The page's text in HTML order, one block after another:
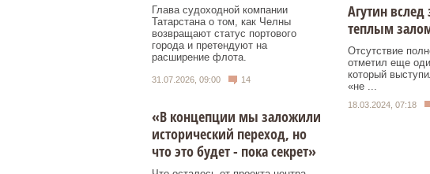
Глава судоходной компании
Татарстана о том, как Челны
возвращают статус портового
города и претендуют на
расширение флота.
31.07.2026, 09:00 14
«В концепции мы заложили
исторический переход, но
что это будет - пока секрет»
Агутин
теплым
Отсутствие
отметил еще
который
«не ...
18.03.2024, 07:18